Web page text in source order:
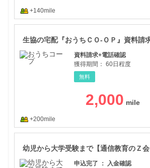
+140mile
生協の宅配『おうちＣＯ-ＯＰ』資料請
資料請求+電話確認
獲得期間： 60日程度
無料
2,000
+200mile
幼児から大学受験まで【通信教育のＺ
申込完了 ： 入金確認